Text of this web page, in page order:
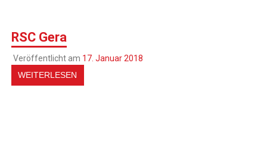
RSC Gera
Veröffentlicht am 17. Januar 2018
WEITERLESEN